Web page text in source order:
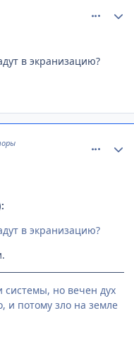
в экранизацию?
в экранизацию?
системы, но вечен дух
и потому зло на земле